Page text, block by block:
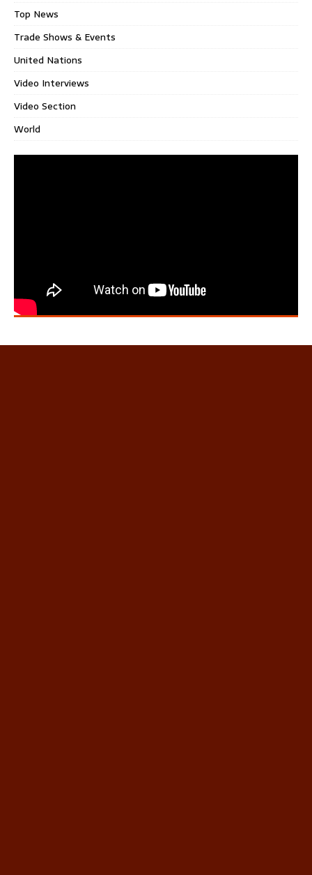
Top News
Trade Shows & Events
United Nations
Video Interviews
Video Section
World